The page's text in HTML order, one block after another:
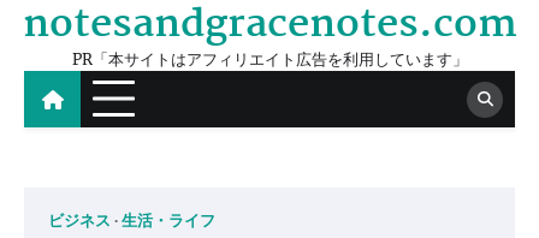
Skip
content
notesandgracenotes.com
PR「本サイトはアフィリエイト広告を利用しています」
ビジネス 生活・ライフ